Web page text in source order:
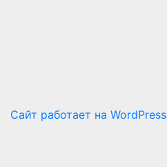
Сайт работает на WordPress